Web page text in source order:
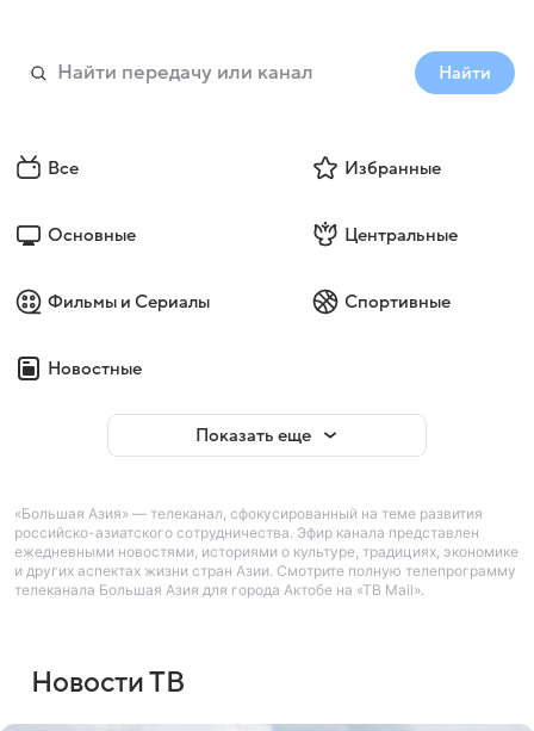
Найти
Все Избранные
Основные Центральные
Фильмы и Сериалы Спортивные
Новостные
Показать еще
«Большая Азия» — телеканал, сфокусированный на теме развития
российско-азиатского сотрудничества. Эфир канала представлен
ежедневными новостями, историями о культуре, традициях, экономике
и других аспектах жизни стран Азии. Смотрите полную телепрограмму
телеканала Большая Азия для города Актобе на «ТВ Mail».
Новости ТВ